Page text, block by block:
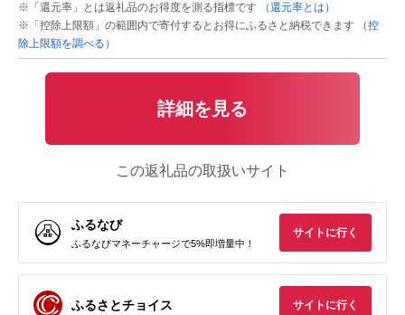
※「還元率」とは返礼品のお得度を測る指標です
（還元率とは）
※「控除上限額」の範囲内で寄付するとお得にふるさと納税できます
（控
除上限額を調べる）
詳細を見る
この返礼品の取扱いサイト
ふるなび
ふるなびマネーチャージで5%即増量中！
サイトに行く
ふるさとチョイス サイトに行く